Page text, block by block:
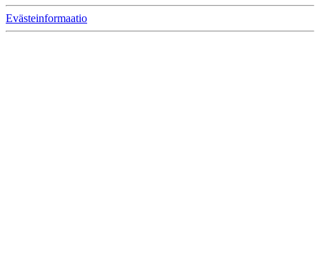
Evästeinformaatio